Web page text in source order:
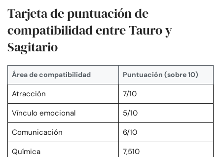
Tarjeta de puntuación de
compatibilidad entre Tauro y
Sagitario
Área de compatibilidad Puntuación (sobre 10)
Atracción
7/10
Vínculo emocional
5/10
Comunicación
6/10
Química
7,510